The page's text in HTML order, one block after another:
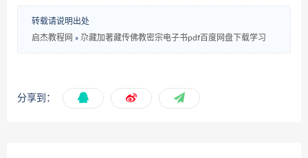
转载请说明出处
启杰教程网 » 尕藏加著藏传佛教密宗电子书pdf百度网盘下载学习
分享到：